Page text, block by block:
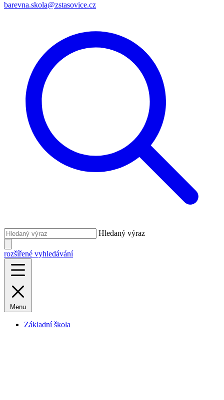
barevna.skola@zstasovice.cz
Hledaný výraz
rozšířené vyhledávání
Menu
Základní škola